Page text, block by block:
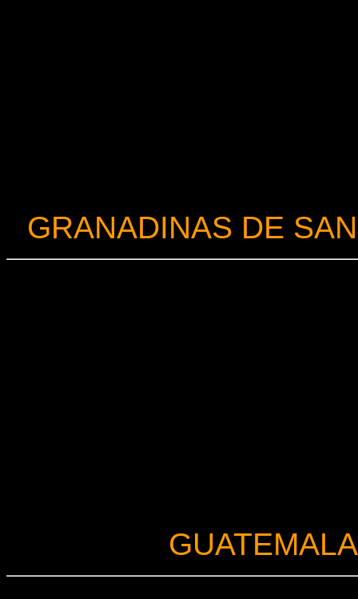
GRANADINAS DE
GUATEMALA